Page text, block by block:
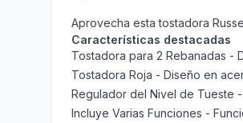
Aprovecha esta tostadora
Características destacadas
Tostadora para 2 Rebanadas -
Tostadora Roja - Diseño en
Regulador del Nivel de Tueste
Incluye Varias Funciones -